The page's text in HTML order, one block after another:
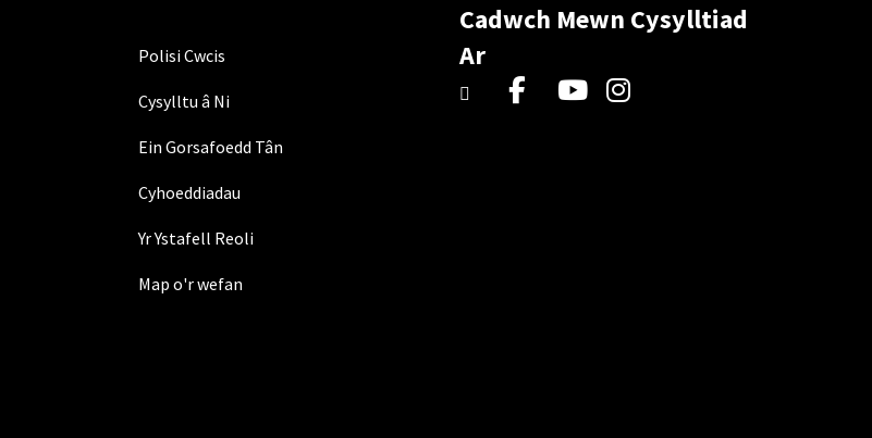
Polisi Cwcis
Cysylltu â Ni
Ein Gorsafoedd Tân
Cyhoeddiadau
Yr Ystafell Reoli
Map o'r wefan
Cadwch Mewn Cysylltiad
Ar